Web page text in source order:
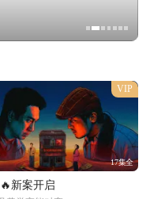
VIP
17集全
新案开启